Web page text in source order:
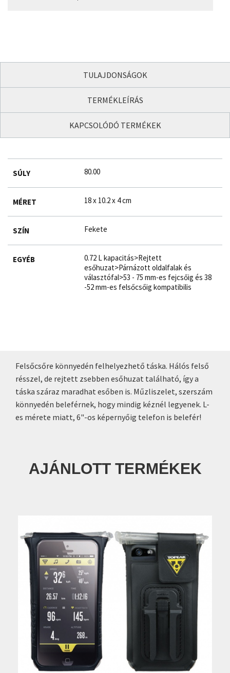
TULAJDONSÁGOK
TERMÉKLEÍRÁS
KAPCSOLÓDÓ TERMÉKEK
SÚLY 80.00
MÉRET 18 x 10.2 x 4 cm
SZÍN Fekete
EGYÉB
0.72 L kapacitás>Rejtett
esőhuzat>Párnázott oldalfalak és
választófal>53 - 75 mm-es fejcsőig és 38
-52 mm-es felsőcsőig kompatibilis
Felsőcsőre könnyedén felhelyezhető táska. Hálós felső
résszel, de rejtett zsebben esőhuzat található, így a
táska száraz maradhat esőben is. Műzliszelet, szerszám
könnyedén beleférnek, hogy mindig kéznél legyenek. L-
es mérete miatt, 6"-os képernyőig telefon is belefér!
AJÁNLOTT TERMÉKEK